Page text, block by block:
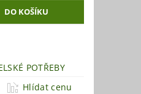
POTŘEBY
Hlídat cenu